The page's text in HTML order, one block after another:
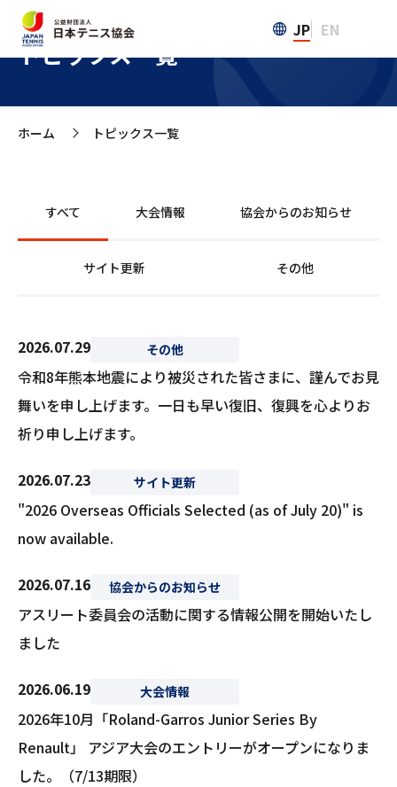
JP EN
トピックス一覧
ホーム >
トピックス一覧
すべて 大会情報 協会からのお知らせ
サイト更新 その他
2026.07.29 その他
令和8年熊本地震により被災された皆さまに、謹んでお見
舞いを申し上げます。一日も早い復旧、復興を心よりお
祈り申し上げます。
2026.07.23 サイト更新
"2026 Overseas Officials Selected (as of July 20)" is
now available.
2026.07.16 協会からのお知らせ
アスリート委員会の活動に関する情報公開を開始いたし
ました
2026.06.19 大会情報
2026年10月「Roland-Garros Junior Series By
Renault」 アジア大会のエントリーがオープンになりま
した。（7/13期限）